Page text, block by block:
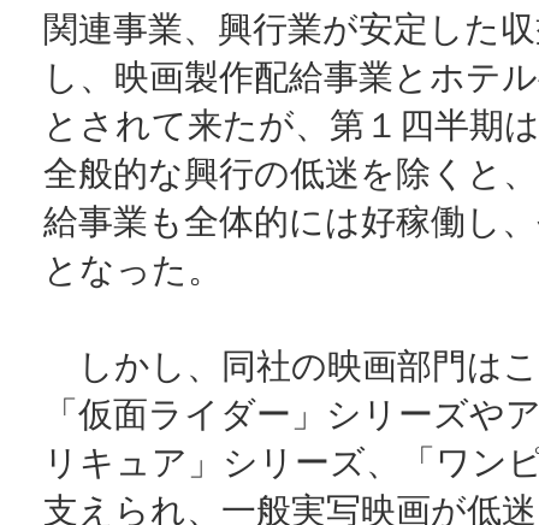
関連事業、興行業が安定した
し、映画製作配給事業とホテ
とされて来たが、第１四半期
全般的な興行の低迷を除くと
給事業も全体的には好稼働し
となった。
しかし、同社の映画部門は
「仮面ライダー」シリーズや
リキュア」シリーズ、「ワン
支えられ、一般実写映画が低